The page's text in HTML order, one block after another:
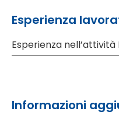
Esperienza
Esperienza
Informazioni